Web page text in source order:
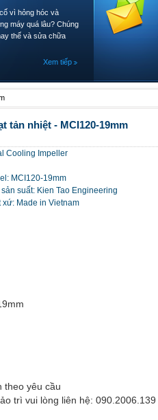
vì hỏng hóc và
máy quá lâu? Chúng
thế và sửa chữa
Xem tiếp
tản nhiệt - MCI120-19mm
Cooling Impeller
MCI120-19mm
sản suất: Kien Tao Engineering
xứ: Made in Vietnam
theo yêu cầu
trì vui lòng liên hệ: 090.2006.139